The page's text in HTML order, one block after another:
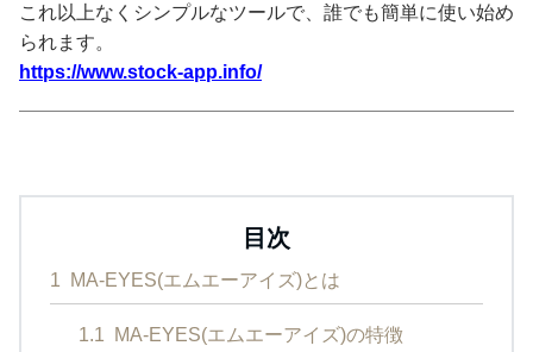
これ以上なくシンプルなツールで、誰でも簡単に使い始め
られます。
https://www.stock-app.info/
目次
1 MA-EYES(エムエーアイズ)とは
1.1 MA-EYES(エムエーアイズ)の特徴